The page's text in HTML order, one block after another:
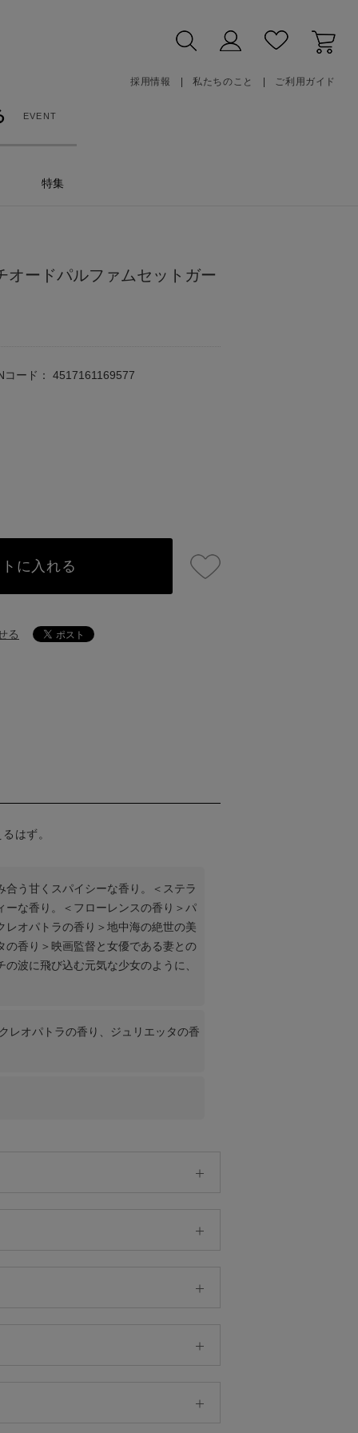
採用情報 私たちのこと ご利用ガイド
EVENT
特集
オードパルファムセットガー
コード： 4517161169577
に入れる
る
はず。
う甘くスパイシーな香り。＜ステラ
な香り。＜フローレンスの香り＞パ
オパトラの香り＞地中海の絶世の美
香り＞映画監督と女優である妻との
波に飛び込む元気な少女のように、
レオパトラの香り、ジュリエッタの香